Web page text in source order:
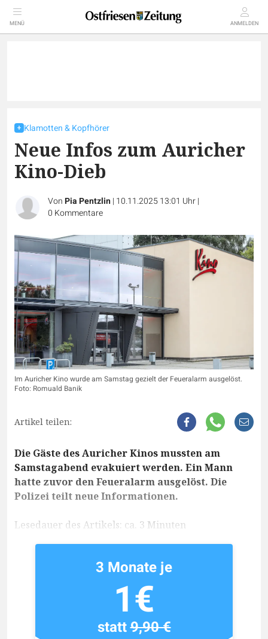
MENÜ ANMELDEN
Klamotten & Kopfhörer
Neue Infos zum Auricher
Kino-Dieb
VonPia Pentzlin| 10.11.2025 13:01 Uhr|
0 Kommentare
Im Auricher Kino wurde am Samstag gezielt der Feueralarm ausgelöst.
Foto: Romuald Banik
Artikel teilen:
Die Gäste des Auricher Kinos mussten am
Samstagabend evakuiert werden. Ein Mann
hatte zuvor den Feueralarm ausgelöst. Die
Polizei teilt neue Informationen.
Lesedauer des Artikels: ca. 3 Minuten
3 Monate je
1€
statt9,90 €